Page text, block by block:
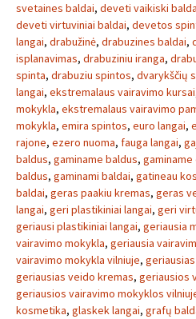
svetaines baldai, deveti vaikiski
deveti virtuviniai baldai, devetos
langai, drabužinė, drabuzines baldai,
isplanavimas, drabuziniu iranga,
spinta, drabuziu spintos, dvarykščių
langai, ekstremalaus vairavimo kursai
mokykla, ekstremalaus vairavimo
mokykla, emira spintos, euro langai,
rajone, ezero nuoma, fauga langai,
baldus, gaminame baldus, gaminame
baldus, gaminami baldai, gatineau
baldai, geras paakiu kremas, geras
langai, geri plastikiniai langai, geri
geriausi plastikiniai langai, geriausia
vairavimo mokykla, geriausia
vairavimo mokykla vilniuje,
geriausias veido kremas, geriausios
geriausios vairavimo mokyklos
kosmetika, glaskek langai, grafų